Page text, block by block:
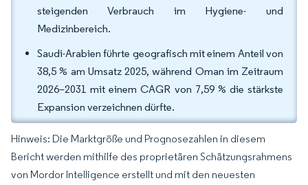
steigenden Verbrauch im Hygiene- und
Medizinbereich.
Saudi-Arabien führte geografisch mit einem Anteil von
38,5 % am Umsatz 2025, während Oman im Zeitraum
2026–2031 mit einem CAGR von 7,59 % die stärkste
Expansion verzeichnen dürfte.
Hinweis: Die Marktgröße und Prognosezahlen in diesem
Bericht werden mithilfe des proprietären Schätzungsrahmens
von Mordor Intelligence erstellt und mit den neuesten